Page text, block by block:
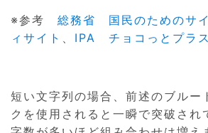
※参考 総務省 国民のためのサ
ィサイト
IPA チョコっとプラ
短い文字列の場合、前述のブルー
クを使用されると一瞬で突破され